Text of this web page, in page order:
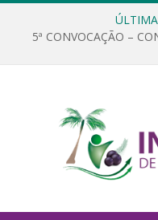
5ª CONVOCAÇÃO –